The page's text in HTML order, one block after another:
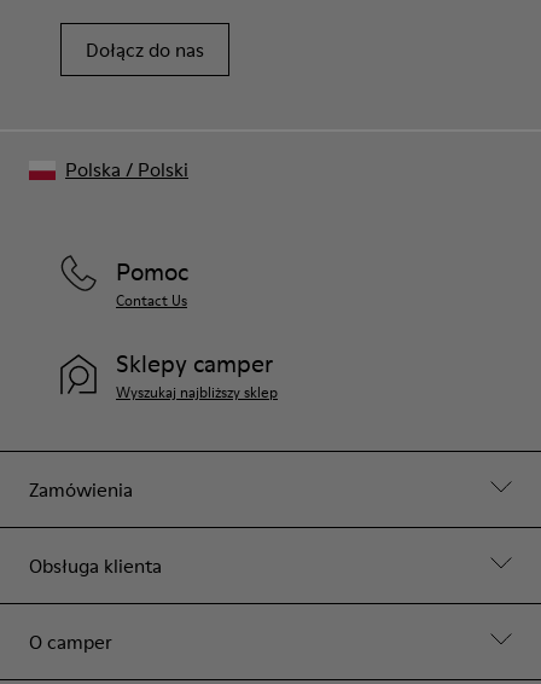
Dołącz do nas
Zamówienia
Obsługa klienta
O camper
Pomoc
Contact Us
Sklepy camper
Wyszukaj najbliższy sklep
Polska / Polski